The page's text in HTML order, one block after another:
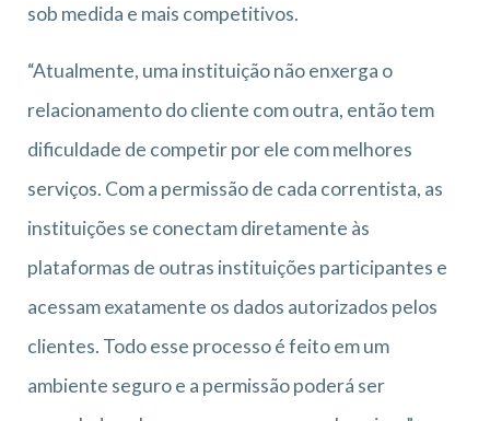
sob medida e mais competitivos.
“Atualmente, uma instituição não enxerga o
relacionamento do cliente com outra, então tem
dificuldade de competir por ele com melhores
serviços. Com a permissão de cada correntista, as
instituições se conectam diretamente às
plataformas de outras instituições participantes e
acessam exatamente os dados autorizados pelos
clientes. Todo esse processo é feito em um
ambiente seguro e a permissão poderá ser